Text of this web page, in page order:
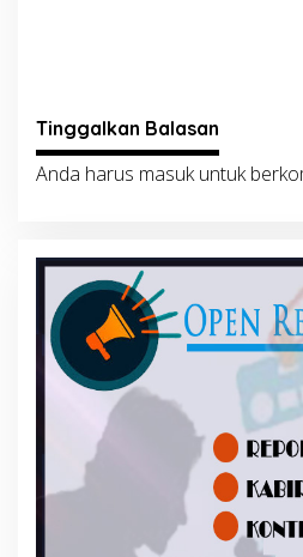
Tinggalkan Balasan
Anda harus masukuntuk